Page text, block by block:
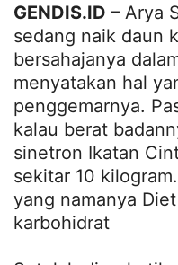
GENDIS.ID – Arya
sedang naik daun
bersahajanya
menyatakan hal
penggemarnya.
kalau berat
sinetron Ikatan
sekitar 10
yang namanya
karbohidrat